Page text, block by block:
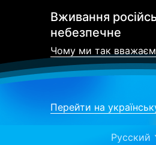
Вживання
небезпечне
Чому ми так
Перейти на
Русский